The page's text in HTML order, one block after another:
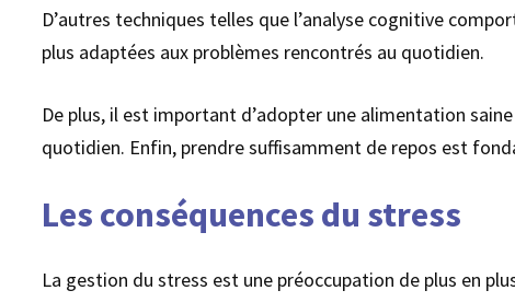
D’autres techniques telles que l’analyse cognitive
plus adaptées aux problèmes rencontrés au quotidien.
De plus, il est important d’adopter une alimentation
quotidien. Enfin, prendre suffisamment de repos est
Les conséquences du stress
La gestion du stress est une préoccupation de plus en